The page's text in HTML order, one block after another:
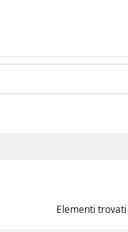
Elementi trovati